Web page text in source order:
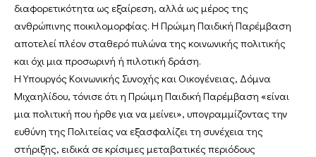
διαφορετικότητα ως εξαίρεση, αλλά ως μέρος της
ανθρώπινης ποικιλομορφίας. Η Πρώιμη Παιδική Παρέμβαση
αποτελεί πλέον σταθερό πυλώνα της κοινωνικής πολιτικής
και όχι μια προσωρινή ή πιλοτική δράση.
Η Υπουργός Κοινωνικής Συνοχής και Οικογένειας, Δόμνα
Μιχαηλίδου, τόνισε ότι η Πρώιμη Παιδική Παρέμβαση «είναι
μια πολιτική που ήρθε για να μείνει», υπογραμμίζοντας την
ευθύνη της Πολιτείας να εξασφαλίζει τη συνέχεια της
στήριξης, ειδικά σε κρίσιμες μεταβατικές περιόδους